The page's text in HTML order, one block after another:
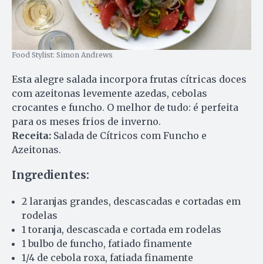
Food Stylist: Simon Andrews
Esta alegre salada incorpora frutas cítricas doces
com azeitonas levemente azedas, cebolas
crocantes e funcho. O melhor de tudo: é perfeita
para os meses frios de inverno.
Receita: Salada de Cítricos com Funcho e
Azeitonas.
Ingredientes:
2 laranjas grandes, descascadas e cortadas em
rodelas
1 toranja, descascada e cortada em rodelas
1 bulbo de funcho, fatiado finamente
1/4 de cebola roxa, fatiada finamente